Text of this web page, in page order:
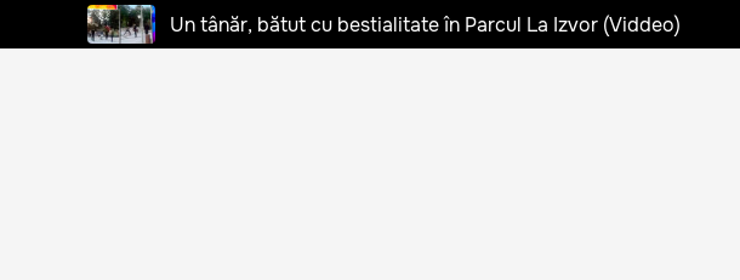
Un tânăr, bătut cu bestialitate în Parcul La Izvor (Viddeo)